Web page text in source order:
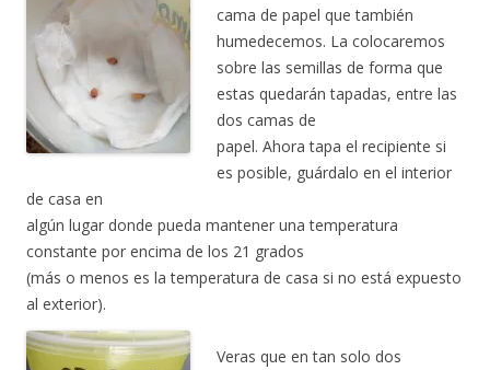
cama de papel que también
humedecemos. La colocaremos
sobre las semillas de forma que
estas quedarán tapadas, entre las
dos camas de
papel. Ahora tapa el recipiente si
es posible, guárdalo en el interior
de casa en
algún lugar donde pueda mantener una temperatura
constante por encima de los 21 grados
(más o menos es la temperatura de casa si no está expuesto
al exterior).
Veras que en tan solo dos